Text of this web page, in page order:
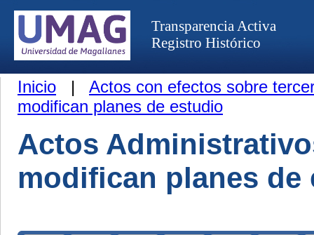
Transparencia Activa
Registro Histórico
Inicio | Actos con efectos sobre
modifican planes de estudio
Actos
modifican planes de